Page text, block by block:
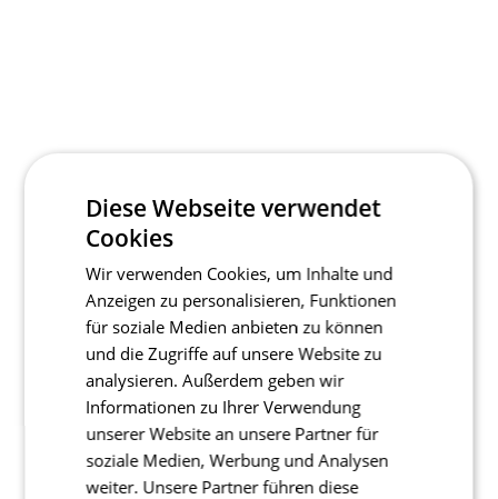
Diese Webseite verwendet
Cookies
Wir verwenden Cookies, um Inhalte und
Anzeigen zu personalisieren, Funktionen
für soziale Medien anbieten zu können
und die Zugriffe auf unsere Website zu
analysieren. Außerdem geben wir
Informationen zu Ihrer Verwendung
unserer Website an unsere Partner für
soziale Medien, Werbung und Analysen
weiter. Unsere Partner führen diese